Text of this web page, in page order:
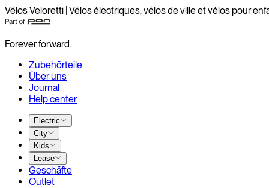
Vélos Veloretti | Vélos électriques, vélos de ville et vélos pour
Forever forward.
Zubehörteile
Über uns
Journal
Help center
Electric
City
Kids
Lease
Geschäfte
Outlet